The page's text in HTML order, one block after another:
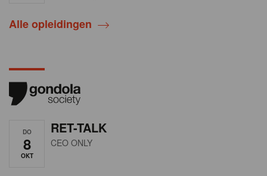
Alle opleidingen
DO
8
OKT
RET-TALK
CEO ONLY